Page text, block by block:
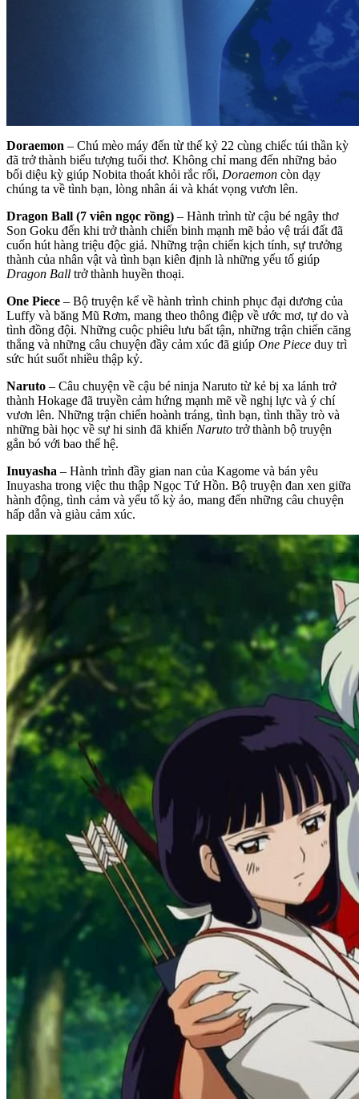
Doraemon – Chú mèo máy đến từ thế kỷ 22 cùng chiếc túi thần kỳ
đã trở thành biểu tượng tuổi thơ. Không chỉ mang đến những bảo
bối diệu kỳ giúp Nobita thoát khỏi rắc rối, Doraemon còn dạy
chúng ta về tình bạn, lòng nhân ái và khát vọng vươn lên.
Dragon Ball (7 viên ngọc rồng) – Hành trình từ cậu bé ngây thơ
Son Goku đến khi trở thành chiến binh mạnh mẽ bảo vệ trái đất đã
cuốn hút hàng triệu độc giả. Những trận chiến kịch tính, sự trưởng
thành của nhân vật và tình bạn kiên định là những yếu tố giúp
Dragon Ball trở thành huyền thoại.
One Piece – Bộ truyện kể về hành trình chinh phục đại dương của
Luffy và băng Mũ Rơm, mang theo thông điệp về ước mơ, tự do và
tình đồng đội. Những cuộc phiêu lưu bất tận, những trận chiến căng
thẳng và những câu chuyện đầy cảm xúc đã giúp One Piece duy trì
sức hút suốt nhiều thập kỷ.
Naruto – Câu chuyện về cậu bé ninja Naruto từ kẻ bị xa lánh trở
thành Hokage đã truyền cảm hứng mạnh mẽ về nghị lực và ý chí
vươn lên. Những trận chiến hoành tráng, tình bạn, tình thầy trò và
những bài học về sự hi sinh đã khiến Naruto trở thành bộ truyện
gắn bó với bao thế hệ.
Inuyasha – Hành trình đầy gian nan của Kagome và bán yêu
Inuyasha trong việc thu thập Ngọc Tứ Hồn. Bộ truyện đan xen giữa
hành động, tình cảm và yếu tố kỳ ảo, mang đến những câu chuyện
hấp dẫn và giàu cảm xúc.